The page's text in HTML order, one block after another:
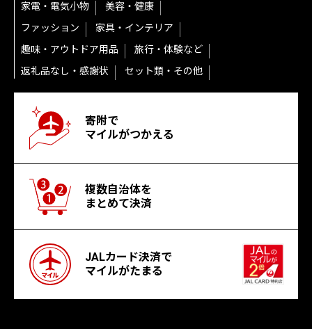
家電・電気小物
美容・健康
ファッション
家具・インテリア
趣味・アウトドア用品
旅行・体験など
返礼品なし・感謝状
セット類・その他
寄附で
マイルがつかえる
複数自治体を
まとめて決済
JALカード決済で
マイルがたまる